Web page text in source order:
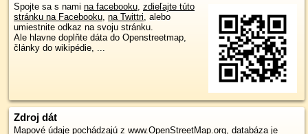
Spojte sa s nami na facebooku, zdieľajte túto
stránku na Facebooku, na Twittri, alebo
umiestnite odkaz na svoju stránku.
Ale hlavne doplňte dáta do Openstreetmap,
články do wikipédie, ...
Zdroj dát
Mapové údaje pochádzajú z www.OpenStreetMap.org, databáza je